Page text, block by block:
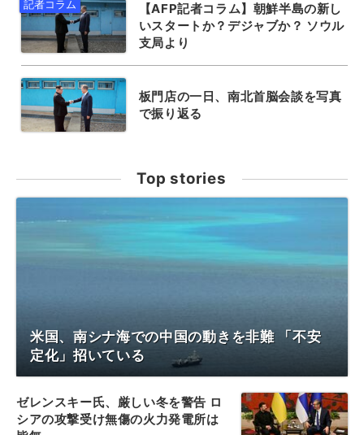
【AFP記者コラム】朝鮮半島の新し
いスタートか？デジャブか？ ソウル
支局より
板門店の一日、南北首脳会談を写真
で振り返る
Top stories
米国、南シナ海での中国の動きを非難 「不安
定化」招いている
ゼレンスキー氏、厳しい冬を警告 ロ
シアの攻撃受け無傷の火力発電所は